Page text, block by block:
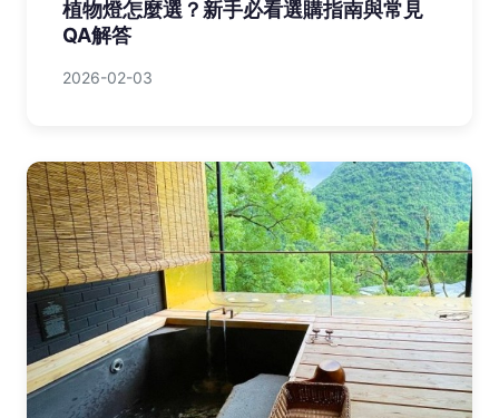
植物燈怎麼選？新手必看選購指南與常見
QA解答
2026-02-03